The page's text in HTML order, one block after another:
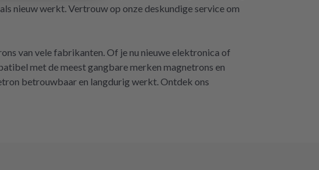
nieuw werkt. Vertrouw op onze deskundige service om
van vele fabrikanten. Of je nu nieuwe elektronica of
met de meest gangbare merken magnetrons en
betrouwbaar en langdurig werkt. Ontdek ons